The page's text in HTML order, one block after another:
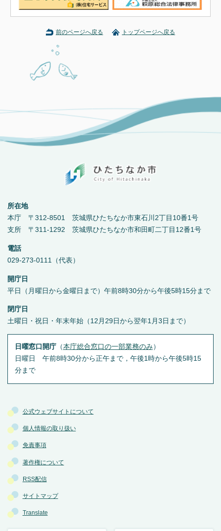
前のページへ戻る トップページへ戻る
公式ウェブサイトについて
個人情報の取り扱い
免責事項
著作権について
RSS配信
サイトマップ
Translate
所在地
本庁 〒312-8501 茨城県ひたちなか市東石川2丁目10番1号
支所 〒311-1292 茨城県ひたちなか市和田町二丁目12番1号
電話
029-273-0111（代表）
開庁日
平日（月曜日から金曜日まで）午前8時30分から午後5時15分まで
閉庁日
土曜日・祝日・年末年始（12月29日から翌年1月3日まで）
日曜窓口開庁（本庁総合窓口の一部業務のみ ）
日曜日 午前8時30分から正午まで，午後1時から午後5時15
分まで